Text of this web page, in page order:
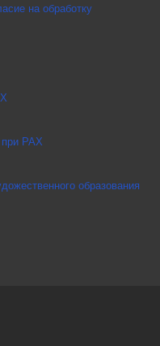
на обработку
РАХ
образования